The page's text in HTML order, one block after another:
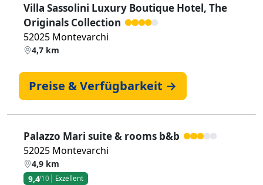
Villa Sassolini Luxury Boutique Hotel, The
Originals Collection
52025 Montevarchi
4,7 km
Preise & Verfügbarkeit →
Palazzo Mari suite & rooms b&b
52025 Montevarchi
4,9 km
9,4/10 Exzellent